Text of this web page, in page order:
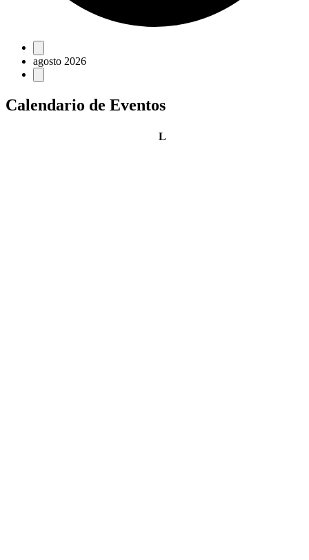
Eventos
agosto 2026
Calendario de Eventos
Llunes